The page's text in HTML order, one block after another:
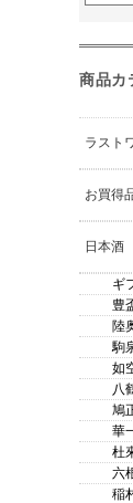
豊盃
商品カ
ラスト
お買得
日本酒
ギ
豊
陸
駒
如
八
鳩
華
杜
六
稲